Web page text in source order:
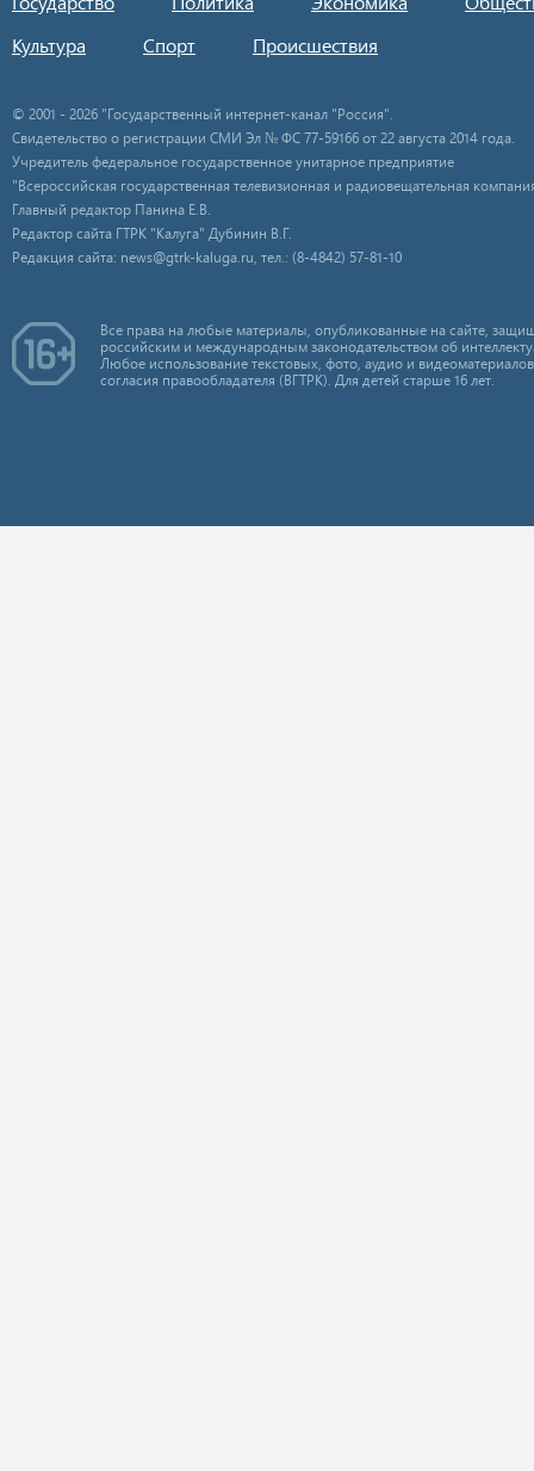
Культура
Спорт Происшествия
© 2001 - 2026 "Государственный интернет-канал "Россия".
Свидетельство о регистрации СМИ Эл № ФС 77-59166 от 22 августа 2014 года.
Учредитель федеральное государственное унитарное предприятие
"Всероссийская государственная телевизионная и радиовещательная
Главный редактор Панина Е.В.
Редактор сайта ГТРК "Калуга" Дубинин В.Г.
Редакция сайта: news@gtrk-kaluga.ru, тел.: (8-4842) 57-81-10
Все права на любые материалы, опубликованные на сайте,
российским и международным законодательством об
Любое использование текстовых, фото, аудио и
согласия правообладателя (ВГТРК). Для детей старше 16 лет.